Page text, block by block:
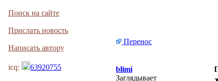
Поиск на сайте
Прислать новость
Написать автору
icq: 63920755
Перенос
blimi
Заглядывает